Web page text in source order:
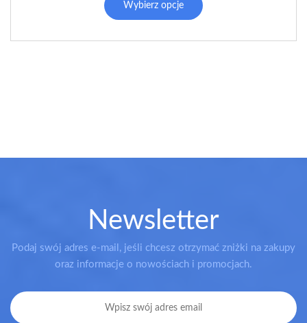
Wybierz opcje
Newsletter
Podaj swój adres e-mail, jeśli chcesz otrzymać zniżki na zakupy
oraz informacje o nowościach i promocjach.